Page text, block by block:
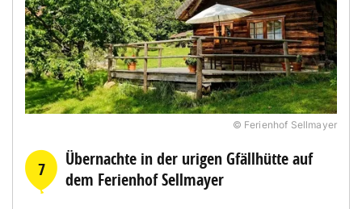
© Ferienhof Sellmayer
7
Übernachte in der urigen Gfällhütte auf
dem Ferienhof Sellmayer